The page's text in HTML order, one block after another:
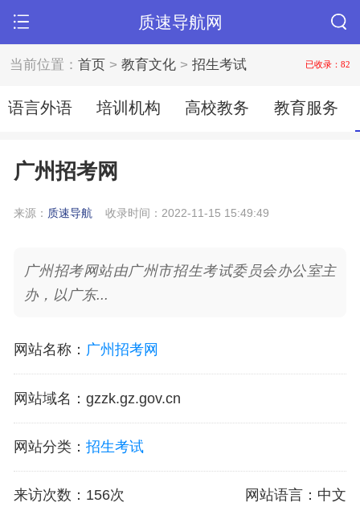
质速导航网
当前位置：首页 >教育文化 >招生考试 已收录：82
语言外语 培训机构 高校教务 教育服务
广州招考网
来源： 质速导航 收录时间：2022-11-15 15:49:49
广州招考网站由广州市招生考试委员会办公室主
办，以广东...
网站名称： 广州招考网
网站域名 ： gzzk.gz.gov.cn
网站分类： 招生考试
来访次数 ： 156次 网站语言 ：中文